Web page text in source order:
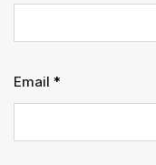
Email *